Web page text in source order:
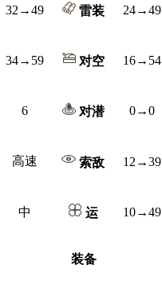
32→49 雷装 24→49
34→59 对空 16→54
6 对潜 0→0
高速 索敌 12→39
中 运 10→49
装备